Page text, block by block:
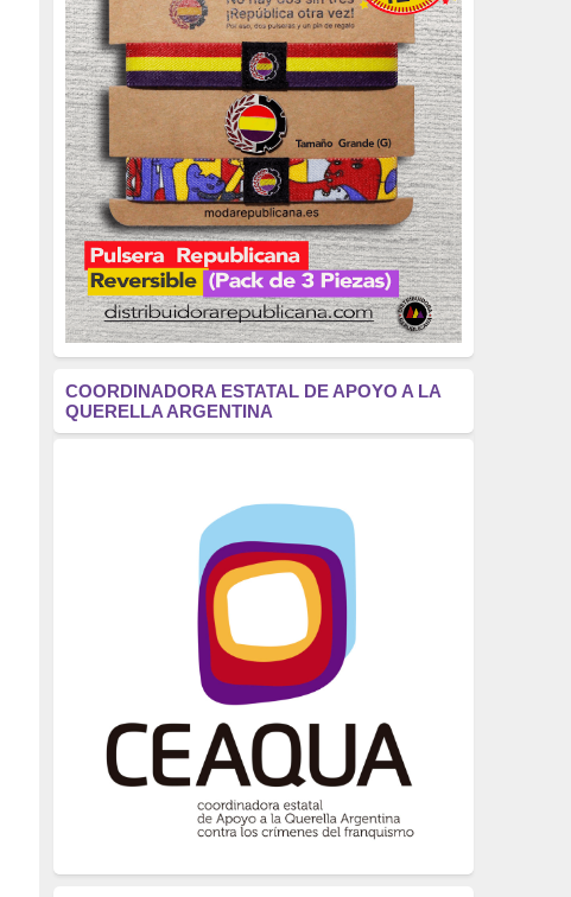
Actualidad
(2319)
monarquía
(2253)
borbones
(2176)
Cultura
(2163)
Guerra
(1674)
genocidio
(1234)
mujer
(1070)
Eventos
(914)
Crímenes del franquismo
(721)
(699)
(607)
neofranquismo
(567)
Justicia Universal
Derechos Humanos
(522)
Nacionalcatolicismo
(514)
COORDINADORA ESTATAL DE APOYO A LA
QUERELLA ARGENTINA